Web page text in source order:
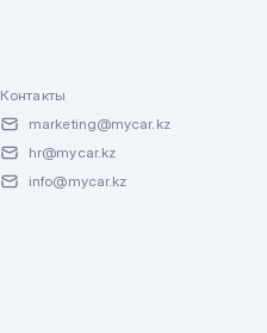
Контакты
marketing@mycar.kz
hr@mycar.kz
info@mycar.kz